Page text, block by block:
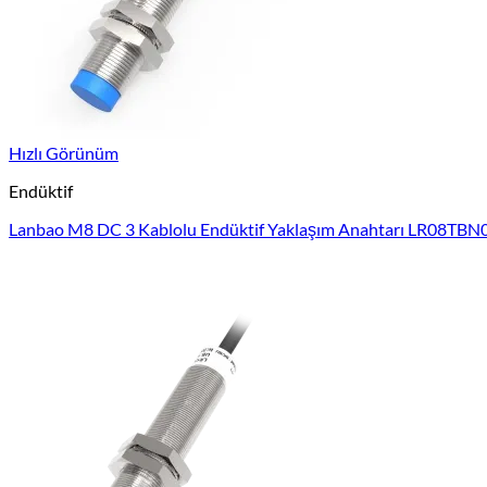
Hızlı Görünüm
Endüktif
Lanbao M8 DC 3 Kablolu Endüktif Yaklaşım Anahtarı